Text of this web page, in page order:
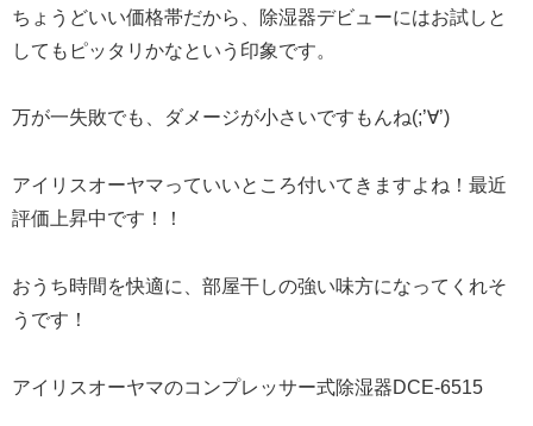
ちょうどいい価格帯だから、除湿器デビューにはお試しと
してもピッタリかなという印象です。
万が一失敗でも、ダメージが小さいですもんね(;’∀’)
アイリスオーヤマっていいところ付いてきますよね！最近
評価上昇中です！！
おうち時間を快適に、部屋干しの強い味方になってくれそ
うです！
アイリスオーヤマのコンプレッサー式除湿器DCE-6515